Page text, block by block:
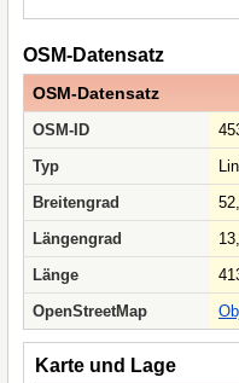
OSM-Datensatz
OSM-Datensatz
OSM-ID
Typ
Breitengrad
Längengrad
Länge
OpenStreetMap
Karte und Lage